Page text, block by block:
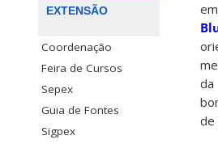
EXTENSÃO
Coordenação
Feira de Cursos
Sepex
Guia de Fontes
Sigpex
de